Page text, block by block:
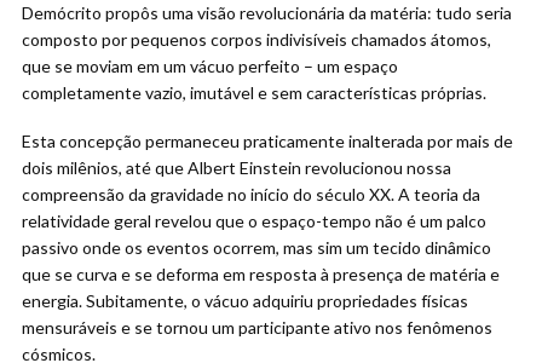
Demócrito propôs uma visão revolucionária da matéria: tudo seria
composto por pequenos corpos indivisíveis chamados átomos,
que se moviam em um vácuo perfeito – um espaço
completamente vazio, imutável e sem características próprias.
Esta concepção permaneceu praticamente inalterada por mais de
dois milênios, até que Albert Einstein revolucionou nossa
compreensão da gravidade no início do século XX. A teoria da
relatividade geral revelou que o espaço-tempo não é um palco
passivo onde os eventos ocorrem, mas sim um tecido dinâmico
que se curva e se deforma em resposta à presença de matéria e
energia. Subitamente, o vácuo adquiriu propriedades físicas
mensuráveis e se tornou um participante ativo nos fenômenos
cósmicos.